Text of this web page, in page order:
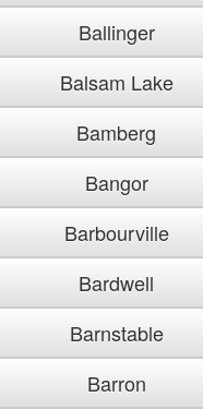
Ballinger
Balsam Lake
Bamberg
Bangor
Barbourville
Bardwell
Barnstable
Barron